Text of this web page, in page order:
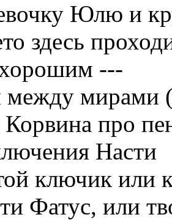
Юлю и
здесь
---
мирами
Корвина про
Насти
ключик или
Фатус, или